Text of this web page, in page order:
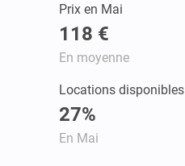
Prix en Mai
118 €
En moyenne
Locations disponibles
27%
En Mai